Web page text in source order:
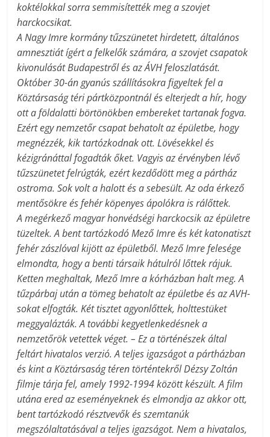
koktélokkal sorra semmisítették meg a szovjet
harckocsikat.
A Nagy Imre kormány tűzszünetet hirdetett, általános
amnesztiát ígért a felkelők számára, a szovjet csapatok
kivonulását Budapestről és az ÁVH feloszlatását.
Október 30-án gyanús szállításokra figyeltek fel a
Köztársaság téri pártközpontnál és elterjedt a hír, hogy
ott a földalatti börtönökben embereket tartanak fogva.
Ezért egy nemzetőr csapat behatolt az épületbe, hogy
megnézzék, kik tartózkodnak ott. Lövésekkel és
kézigránáttal fogadták őket. Vagyis az érvényben lévő
tűzszünetet felrúgták, ezért kezdődött meg a pártház
ostroma. Sok volt a halott és a sebesült. Az oda érkező
mentősökre és fehér köpenyes ápolókra is rálőttek.
A megérkező magyar honvédségi harckocsik az épületre
tüzeltek. A bent tartózkodó Mező Imre és két katonatiszt
fehér zászlóval kijött az épületből. Mező Imre felesége
elmondta, hogy a benti társaik hátulról lőttek rájuk.
Ketten meghaltak, Mező Imre a kórházban halt meg. A
tűzpárbaj után a tömeg behatolt az épületbe és az AVH-
sokat elfogták. Két tisztet agyonlőttek, holttestüket
meggyalázták. A további kegyetlenkedésnek a
nemzetőrök vetettek véget. – Ez a történészek által
feltárt hivatalos verzió. A teljes igazságot a pártházban
és kint a Köztársaság téren történtekről Dézsy Zoltán
filmje tárja fel, amely 1992-1994 között készült. A film
utána ered az eseményeknek és elmondja az akkor ott,
bent tartózkodó résztvevők és szemtanúk
megszólaltatásával a teljes igazságot. Nem a hivatalos,